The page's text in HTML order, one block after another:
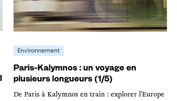
Paris-Kalymnos : un voyage en
plusieurs longueurs (1/5)
De Paris à Kalymnos en train : explorer l'Europe
Environnement